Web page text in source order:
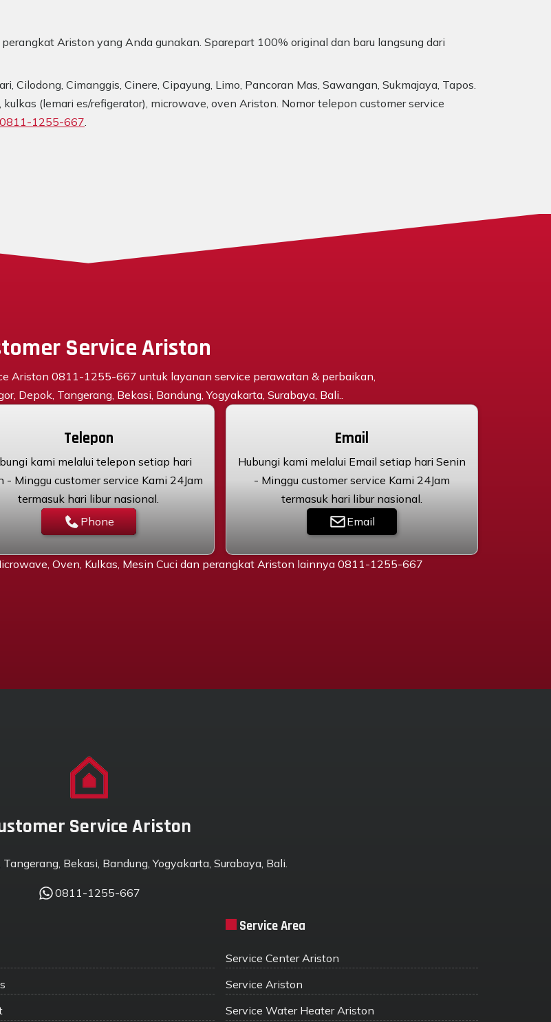
Ariston yang Anda gunakan. Sparepart 100% original dan baru langsung dari
Cilodong, Cimanggis, Cinere, Cipayung, Limo, Pancoran Mas, Sawangan, Sukmajaya, Tapos.
(lemari es/refigerator), microwave, oven Ariston. Nomor telepon customer service
0811-1255-667.
Service Ariston
Ariston 0811-1255-667 untuk layanan service perawatan & perbaikan,
Depok, Tangerang, Bekasi, Bandung, Yogyakarta, Surabaya, Bali..
Telepon
kami melalui telepon setiap hari
- Minggu customer service Kami 24Jam
termasuk hari libur nasional.
Phone
Email
Hubungi kami melalui Email setiap hari Senin
- Minggu customer service Kami 24Jam
termasuk hari libur nasional.
Email
Oven, Kulkas, Mesin Cuci dan perangkat Ariston lainnya 0811-1255-667
Service Ariston
Tangerang, Bekasi, Bandung, Yogyakarta, Surabaya, Bali.
0811-1255-667
Service Area
Service Center Ariston
Service Ariston
Service Water Heater Ariston